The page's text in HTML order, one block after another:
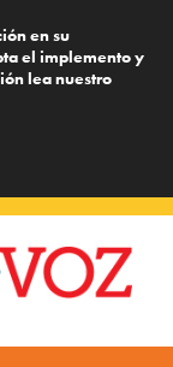
en su
el implemento y
lea nuestro